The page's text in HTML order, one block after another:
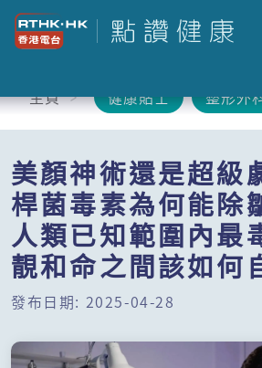
主頁 健康貼士 整形外
美顏神術還是超級
桿菌毒素為何能除
人類已知範圍內最
靚和命之間該如何
發布日期: 2025-04-28